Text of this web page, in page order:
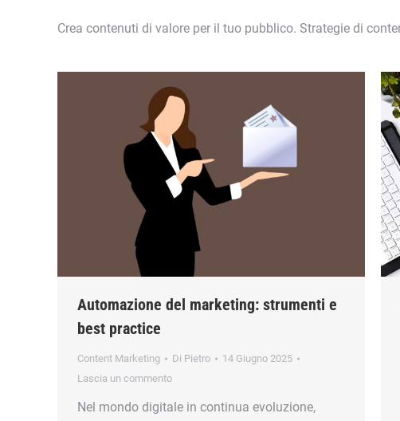
Crea contenuti di valore per il tuo pubblico. Strategie di
Automazione del marketing: strumenti e
best practice
Content Marketing Di Pietro
14 Giugno 2025
Lascia un commento
Nel mondo digitale in continua evoluzione,